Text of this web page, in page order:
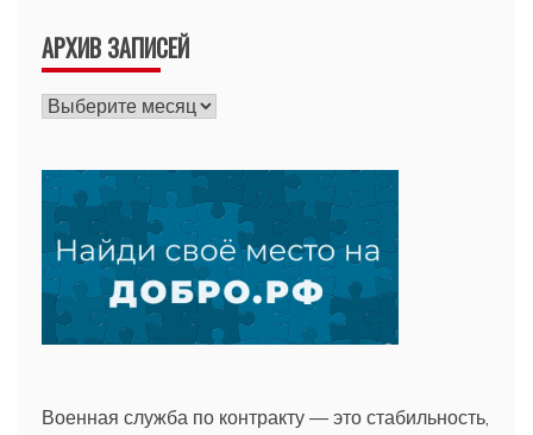
АРХИВ ЗАПИСЕЙ
Архив
Военная служба по контракту — это стабильность,